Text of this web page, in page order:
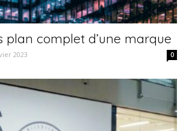
plan complet d’une marque
2023 0